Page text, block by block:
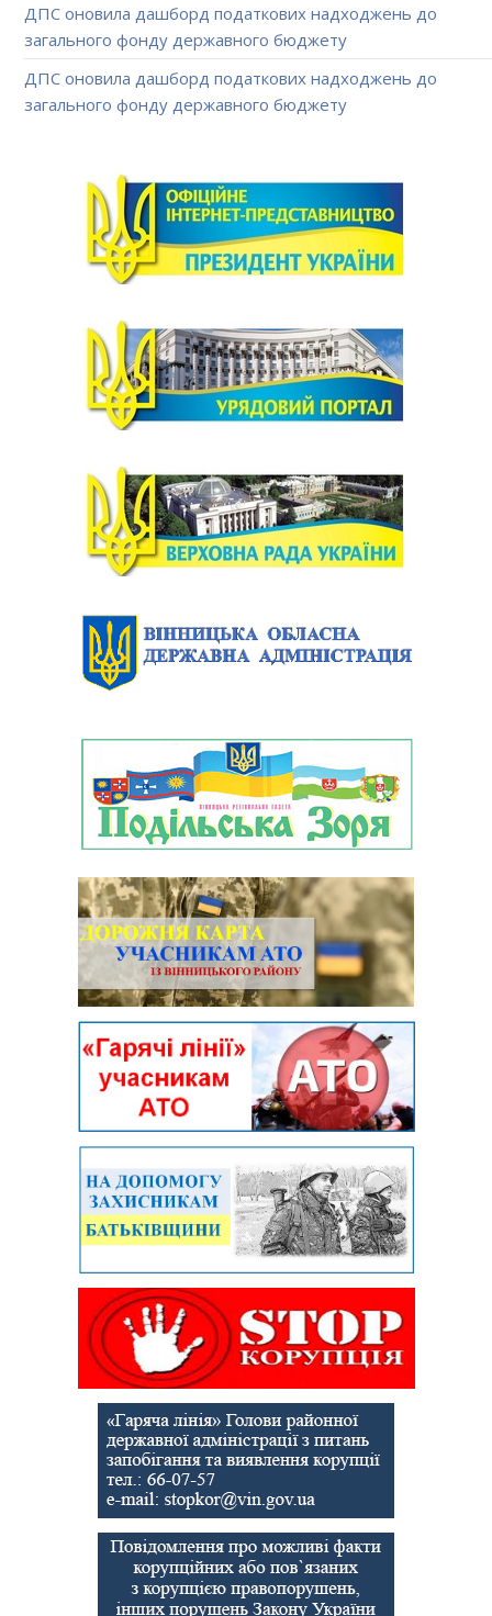
ДПС оновила дашборд податкових надходжень до
загального фонду державного бюджету
ДПС оновила дашборд податкових надходжень до
загального фонду державного бюджету